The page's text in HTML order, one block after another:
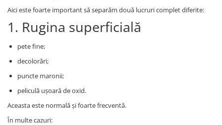
Aici este foarte important să separăm două lucruri complet diferite:
1. Rugina superficială
pete fine;
decolorări;
puncte maronii;
peliculă ușoară de oxid.
Aceasta este normală și foarte frecventă.
În multe cazuri: